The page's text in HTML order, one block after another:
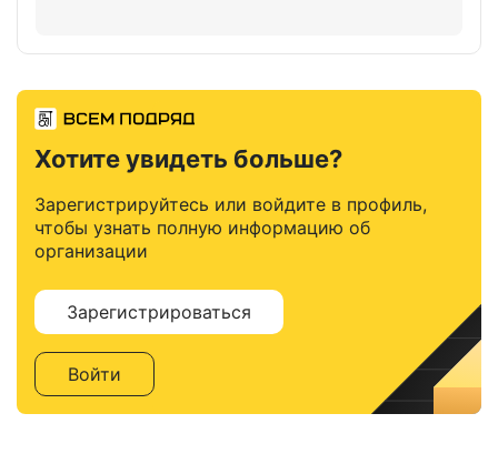
Хотите увидеть больше?
Зарегистрируйтесь или войдите в профиль,
чтобы узнать полную информацию об
организации
Зарегистрироваться
Войти